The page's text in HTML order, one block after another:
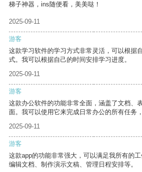
梯子神器，ins随便看，美美哒！
2025-09-11
游客
这款学习软件的学习方式非常灵活，可以根据
式。我可以根据自己的时间安排学习进度。
2025-09-11
游客
这款办公软件的功能非常全面，涵盖了文档、
面。我可以使用它来完成日常办公的所有任务
2025-09-11
游客
这款app的功能非常强大，可以满足我所有的
编辑文档、制作演示文稿、管理日程安排等。